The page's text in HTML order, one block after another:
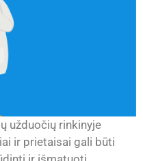
užduočių rinkinyje
ir prietaisai gali būti